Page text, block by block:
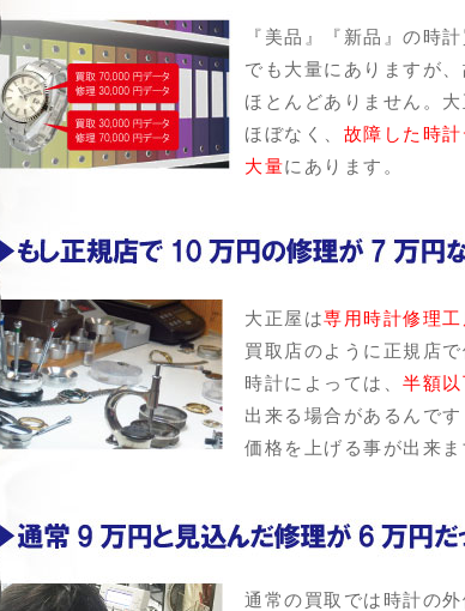
『美品』『新品』の時
でも大量にありますが
ほとんどありません。
ほぼなく、 故障した時
大量にあります。
大正屋は専用時計修理工
買取店のように正規店
時計によっては、 半額
出来る場合があるんで
価格を上げる事が出来ま
通常の買取では時計の